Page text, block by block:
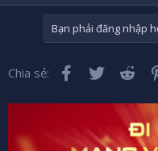
Bạn phải đăng nhập
Chia sẻ: Facebook
Twitter